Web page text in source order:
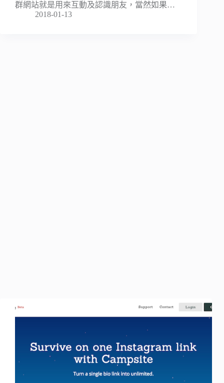
群網站就是用來互動及認識朋友，當然如果…
2018-01-13